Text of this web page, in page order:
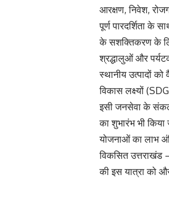
आरक्षण, निवेश,
पूर्ण पारदर्शिता
के सशक्तिकरण के
श्रद्धालुओं और
स्थानीय उत्पादों
विकास लक्ष्यों
इसी जनसेवा के
का शुभारंभ भी
योजनाओं का लाभ
विकसित उत्तराखंड
की इस यात्रा को